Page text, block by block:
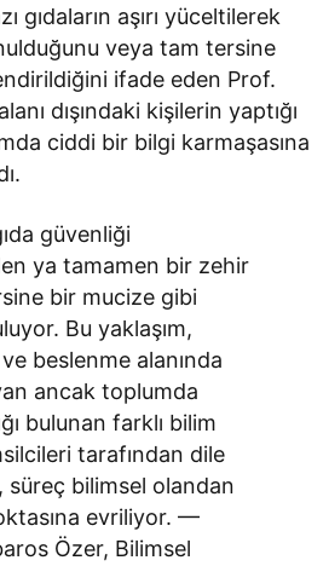
gıdaların aşırı yüceltilerek
veya tam tersine
ifade eden Prof.
dışındaki kişilerin yaptığı
ciddi bir bilgi karmaşasına
güvenliği
ya tamamen bir zehir
bir mucize gibi
Bu yaklaşım,
beslenme alanında
ancak toplumda
bulunan farklı bilim
tarafından dile
süreç bilimsel olandan
evriliyor. —
Özer, Bilimsel